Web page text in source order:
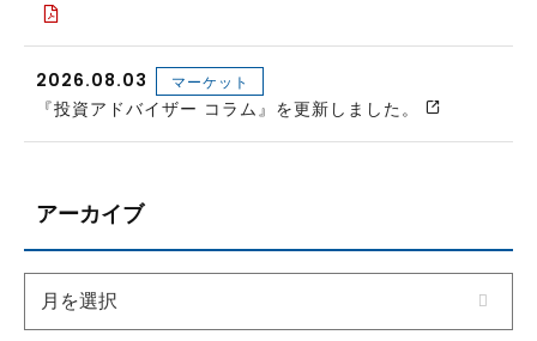
2026.08.03 マーケット
『投資アドバイザー コラム』を更新しました。
アーカイブ